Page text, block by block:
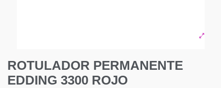
ROTULADOR PERMANENTE
EDDING 3300 ROJO